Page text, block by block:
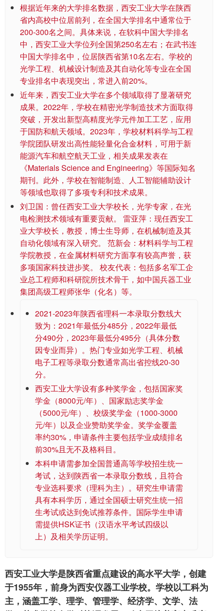
根据近年来的大学排名数据，西安工业大学在陕西
省内高校中位居前列，在全国大学排名中通常位于
200-300名之间。具体来说，在软科中国大学排名
中，西安工业大学位列全国第250名左右；在武书连
中国大学排名中，位居陕西省第10名左右。学校的
光学工程、机械设计制造及其自动化等专业在全国
专业排名中表现突出，常进入前20%。
近年来，西安工业大学在多个领域取得了显著研究
成果。2022年，学校在精密光学制造技术方面取得
突破，开发出新型高精度光学元件加工工艺，应用
于国防和航天领域。2023年，学校材料科学与工程
学院团队研发出高性能轻量化合金材料，可用于新
能源汽车和航空航天工业，相关成果发表在
《Materials Science and Engineering》等国际知名
期刊。此外，学校在智能制造、人工智能辅助设计
等领域也取得了多项专利和技术成果。
刘卫国：曾任西安工业大学校长，光学专家，在光
电检测技术领域有重要贡献。 雷亚萍：现任西安工
业大学校长，教授，博士生导师，在机械制造及其
自动化领域有深入研究。 范新会：材料科学与工程
学院教授，在金属材料研究方面享有较高声誉，获
多项国家科技进步奖。 校友代表：包括多名军工企
业总工程师和科研院所技术骨干，如中国兵器工业
集团高级工程师张华（化名）等。
2021-2023年陕西省理科一本录取分数线大
致为：2021年最低分485分，2022年最低
分490分，2023年最低分495分（具体分数
因专业而异）。热门专业如光学工程、机械
电子工程等录取分数通常高出省控线20-30
分。
西安工业大学设有多种奖学金，包括国家奖
学金（8000元/年）、国家励志奖学金
（5000元/年）、校级奖学金（1000-3000
元/年）以及企业赞助奖学金。奖学金覆盖
率约30%，申请条件主要包括学业成绩排名
前30%且无不及格科目。
本科申请需参加全国普通高等学校招生统一
考试，达到陕西省一本录取分数线，且符合
专业选科要求（理科为主）。研究生申请需
具有本科学历，通过全国硕士研究生统一招
生考试或达到免试推荐条件。国际学生申请
需提供HSK证书（汉语水平考试四级以
上）及相关学历证明。
西安工业大学是陕西省重点建设的高水平大学，创建
于1955年，前身为西安仪器工业学校。学校以工科为
主，涵盖工学、理学、管理学、经济学、文学、法